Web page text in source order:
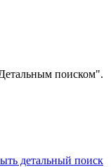
поиском".
детальный поиск